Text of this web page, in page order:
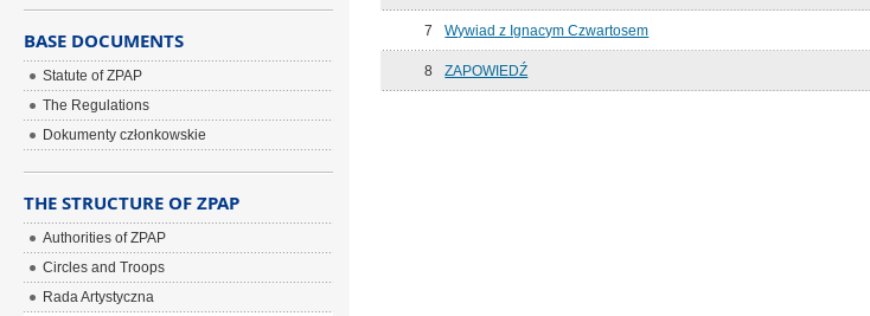
7 Wywiad z Ignacym Czwartosem
8 ZAPOWIEDŹ
BASE DOCUMENTS
Statute of ZPAP
The Regulations
Dokumenty członkowskie
THE STRUCTURE OF ZPAP
Authorities of ZPAP
Circles and Troops
Rada Artystyczna